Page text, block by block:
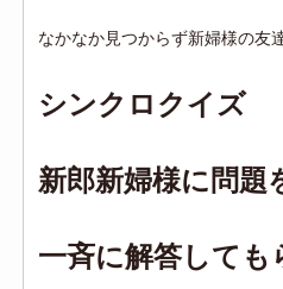
なかなか見つからず新婦様の友
シンクロクイズ
新郎新婦様に問題
一斉に解答しても